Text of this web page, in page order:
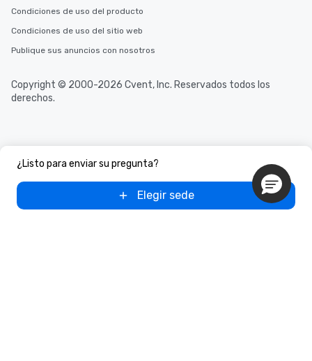
¿Listo para enviar su pregunta?
Elegir sede
Condiciones de uso del producto
Condiciones de uso del sitio web
Publique sus anuncios con nosotros
Copyright © 2000-2026 Cvent, Inc. Reservados todos los
derechos.